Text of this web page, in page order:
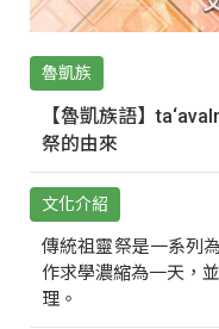
魯凱族
【魯凱族語】
祭的由來
文化介紹
傳統祖靈祭是一系列
作求學濃縮為一天，
理。